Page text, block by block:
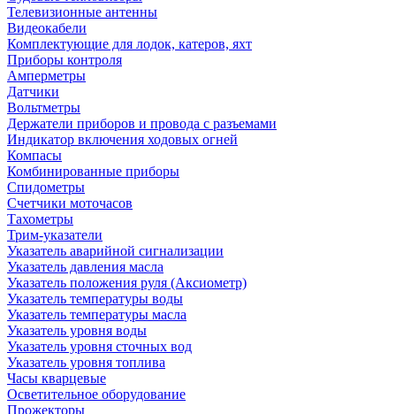
Телевизионные антенны
Видеокабели
Комплектующие для лодок, катеров, яхт
Приборы контроля
Амперметры
Датчики
Вольтметры
Держатели приборов и провода с разъемами
Индикатор включения ходовых огней
Компасы
Комбинированные приборы
Спидометры
Счетчики моточасов
Тахометры
Трим-указатели
Указатель аварийной сигнализации
Указатель давления масла
Указатель положения руля (Аксиометр)
Указатель температуры воды
Указатель температуры масла
Указатель уровня воды
Указатель уровня сточных вод
Указатель уровня топлива
Часы кварцевые
Осветительное оборудование
Прожекторы